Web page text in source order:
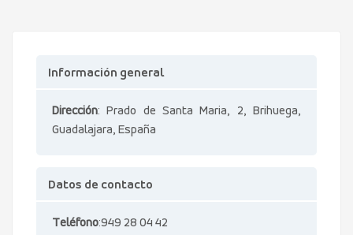
Información general
Dirección: Prado de Santa Maria, 2, Brihuega,
Guadalajara, España
Datos de contacto
Teléfono:949 28 04 42